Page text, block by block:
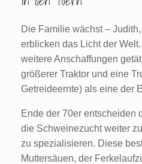
Die Familie wächst –
erblicken das Licht der
weitere Anschaffungen
größerer Traktor und eine
Getreideernte) als eine der
Ende der 70er entscheiden
die Schweinezucht weiter
zu spezialisieren. Diese
Muttersäuen, der